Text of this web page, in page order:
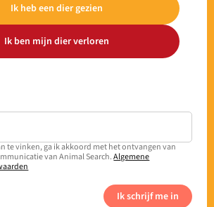
Ik heb een dier gezien
Ik ben mijn dier verloren
te vinken, ga ik akkoord met het ontvangen van
van Animal Search.Algemene
Ik schrijf me in